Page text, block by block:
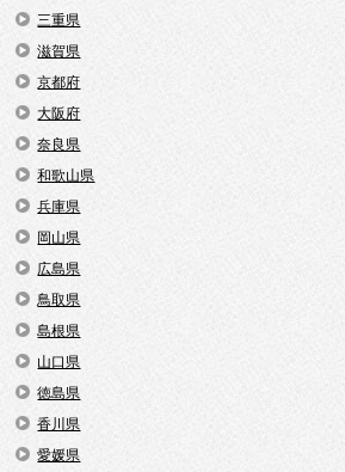
三重県
滋賀県
京都府
大阪府
奈良県
和歌山県
兵庫県
岡山県
広島県
鳥取県
島根県
山口県
徳島県
香川県
愛媛県